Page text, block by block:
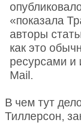
«показала
авторы
как это
ресурсами и
Mail.
В чем тут
Тиллерсон,